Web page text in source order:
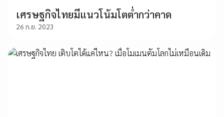
เศรษฐกิจไทยมีแนวโน้มโตต่ำกว่าคาด
26 ก.ย. 2023